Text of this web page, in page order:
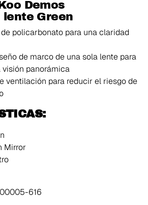
Demos
lente Green
policarbonato para una claridad
de marco de una sola lente para
panorámica
ventilación para reducir el riesgo de
Mirror
616